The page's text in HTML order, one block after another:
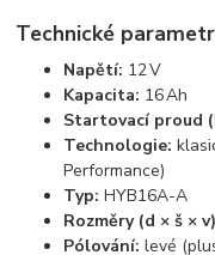
Technické
Napětí: 12 V
Kapacita: 16 Ah
Startovací proud
Technologie:
Performance)
Typ: HYB16A-A
Rozměry (d × š ×
Pólování: levé